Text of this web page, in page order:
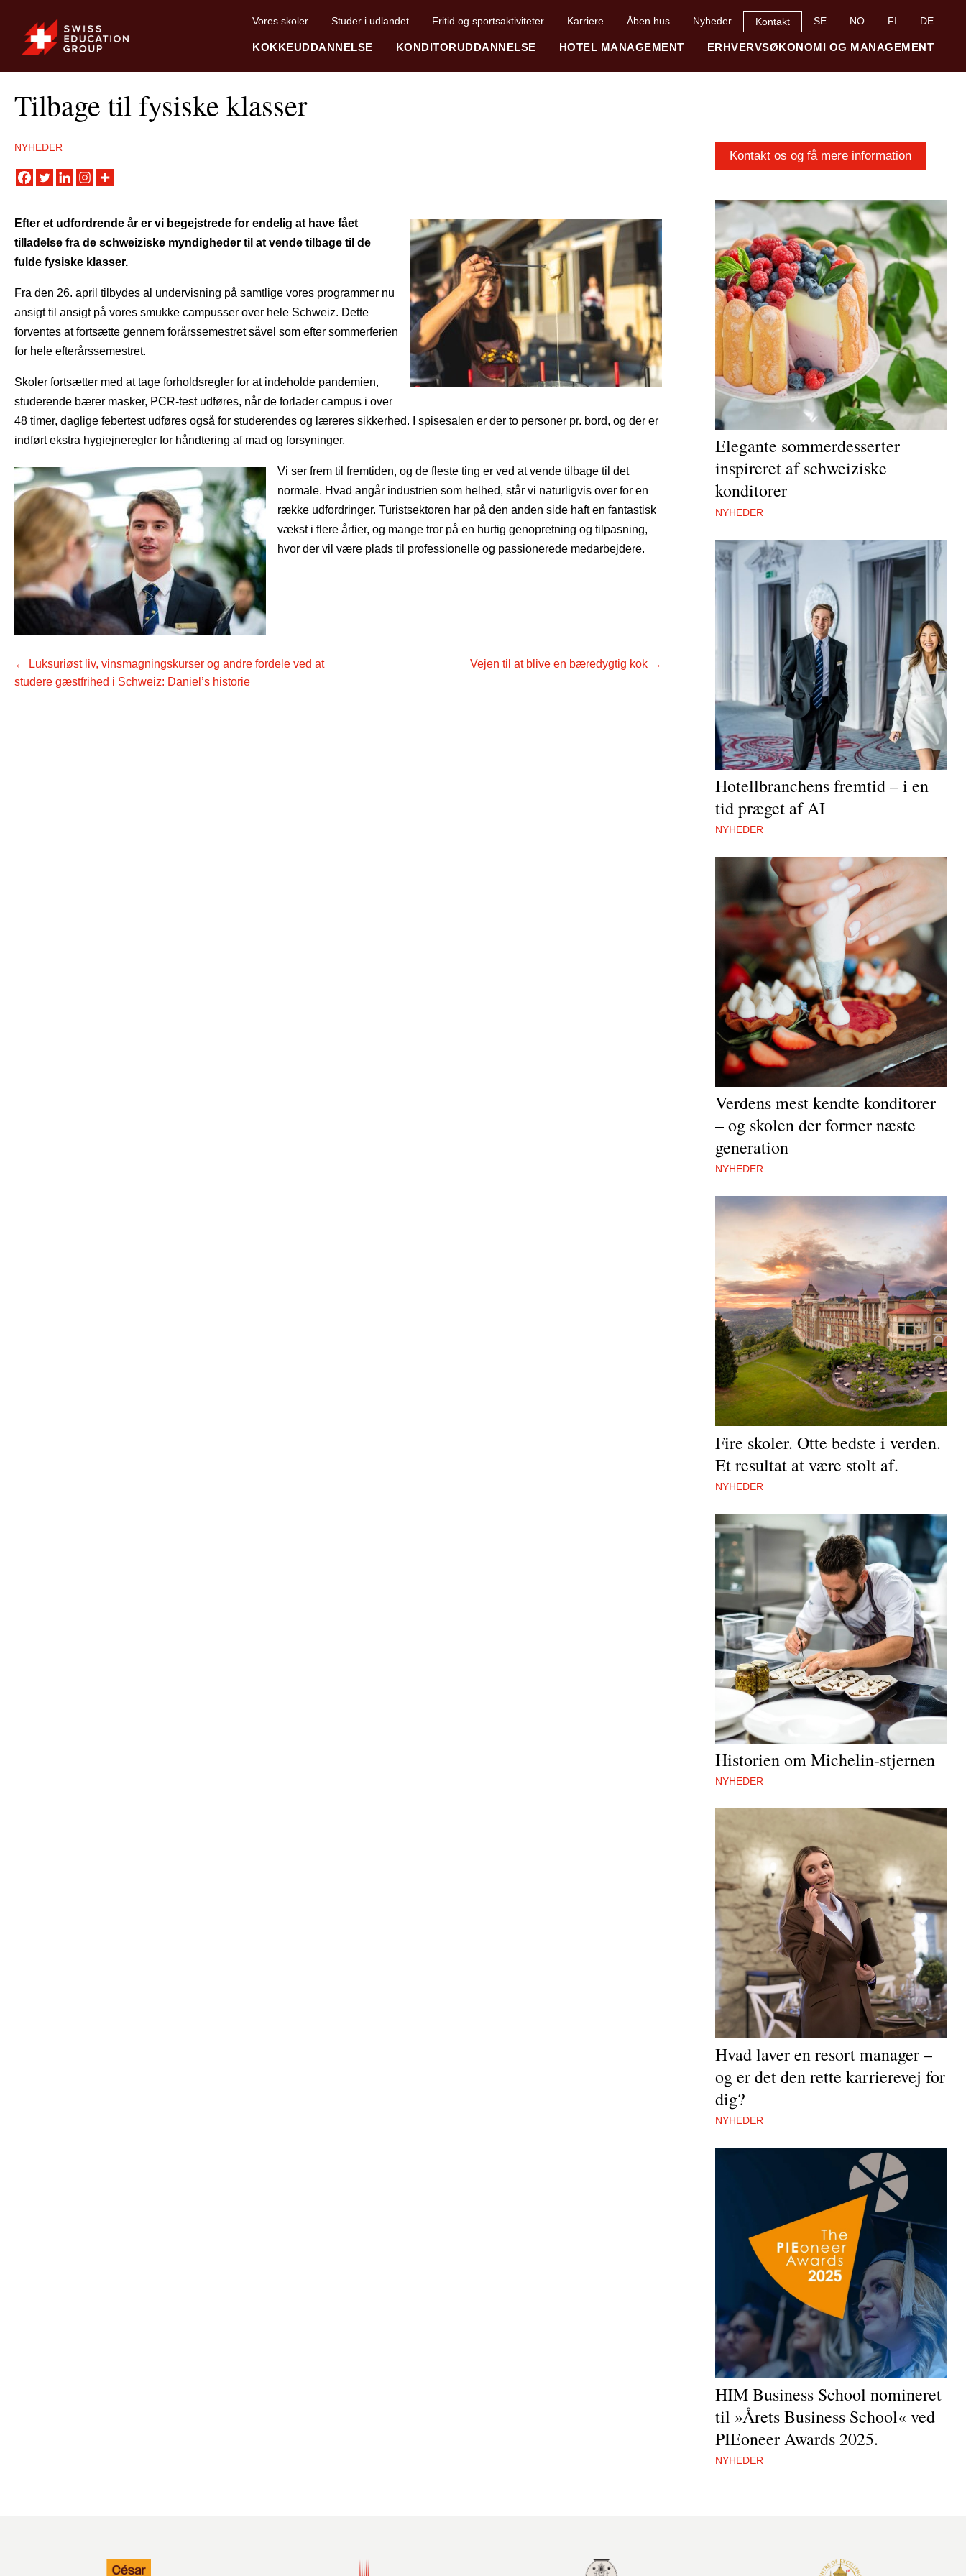
DE
FI
NO
SE
Kontakt
Nyheder
Åben hus
Karriere
Fritid og sportsaktiviteter
Studer i udlandet
Vores skoler
KOKKEUDDANNELSE KONDITORUDDANNELSE HOTEL MANAGEMENT ERHVERVSØKONOMI OG MANAGEMENT
Tilbage til fysiske klasser
Kontakt os og få mere information
NYHEDER
Efter et udfordrende år er vi begejstrede for endelig at have fået
tilladelse fra de schweiziske myndigheder til at vende tilbage til de
fulde fysiske klasser.
Fra den 26. april tilbydes al undervisning på samtlige vores programmer nu
ansigt til ansigt på vores smukke campusser over hele Schweiz. Dette
forventes at fortsætte gennem forårssemestret såvel som efter sommerferien
for hele efterårssemestret.
Skoler fortsætter med at tage forholdsregler for at indeholde pandemien,
studerende bærer masker, PCR-test udføres, når de forlader campus i over
48 timer, daglige febertest udføres også for studerendes og læreres sikkerhed. I spisesalen er der to personer pr. bord, og der er
indført ekstra hygiejneregler for håndtering af mad og forsyninger.
Vi ser frem til fremtiden, og de fleste ting er ved at vende tilbage til det
normale. Hvad angår industrien som helhed, står vi naturligvis over for en
række udfordringer. Turistsektoren har på den anden side haft en fantastisk
vækst i flere årtier, og mange tror på en hurtig genopretning og tilpasning,
hvor der vil være plads til professionelle og passionerede medarbejdere.
← Luksuriøst liv, vinsmagningskurser og andre fordele ved at
studere gæstfrihed i Schweiz: Daniel’s historie
Vejen til at blive en bæredygtig kok→
Elegante sommerdesserter
inspireret af schweiziske
konditorer
NYHEDER
Hotellbranchens fremtid – i en
tid præget af AI
NYHEDER
Verdens mest kendte konditorer
– og skolen der former næste
generation
NYHEDER
Fire skoler. Otte bedste i verden.
Et resultat at være stolt af.
NYHEDER
Historien om Michelin-stjernen
NYHEDER
Hvad laver en resort manager –
og er det den rette karrierevej for
dig?
NYHEDER
HIM Business School nomineret
til »Årets Business School« ved
PIEoneer Awards 2025.
NYHEDER